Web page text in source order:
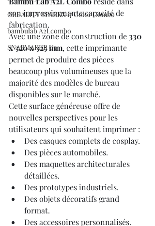
CREALITY SPARKX i7 Color Combo
bambulab A2Lcombo
SNAPMAKER U1
son impressionnante capacité de
fabrication.
Avec une zone de construction de 330
x 320 x 325 mm, cette imprimante
permet de produire des pièces
beaucoup plus volumineuses que la
majorité des modèles de bureau
disponibles sur le marché.
Cette surface généreuse offre de
nouvelles perspectives pour les
utilisateurs qui souhaitent imprimer :
Des casques complets de cosplay.
Des pièces automobiles.
Des maquettes architecturales
détaillées.
Des prototypes industriels.
Des objets décoratifs grand
format.
Des accessoires personnalisés.